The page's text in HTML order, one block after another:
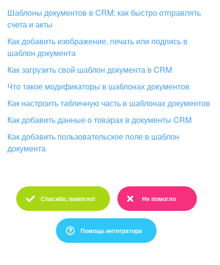
Шаблоны документов в CRM: как быстро отправлять
счета и акты
Как добавить изображение, печать или подпись в
шаблон документа
Как загрузить свой шаблон документа в CRM
Что такое модификаторы в шаблонах документов
Как настроить табличную часть в шаблонах документов
Как добавить данные о товарах в документы CRM
Как добавить пользовательское поле в шаблон
документа
Спасибо, помогло!
Спасибо :)
Не помогло
Очень жаль :(
Помощь интегратора